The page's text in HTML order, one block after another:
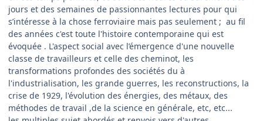
jours et des semaines de passionnantes lectures pour qui
s’intéresse à la chose ferroviaire mais pas seulement ; au fil
des années c'est toute l'histoire contemporaine qui est
évoquée . L'aspect social avec l’émergence d'une nouvelle
classe de travailleurs et celle des cheminot, les
transformations profondes des sociétés du à
l'industrialisation, les grande guerres, les reconstructions, la
crise de 1929, l'évolution des énergies, des métaux, des
méthodes de travail ,de la science en générale, etc, etc...